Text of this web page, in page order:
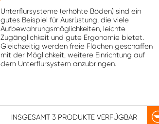
Unterflursysteme (erhöhte Böden) sind ein
gutes Beispiel für Ausrüstung, die viele
Aufbewahrungsmöglichkeiten, leichte
Zugänglichkeit und gute Ergonomie bietet.
Gleichzeitig werden freie Flächen geschaffen
mit der Möglichkeit, weitere Einrichtung auf
dem Unterflursystem anzubringen.
INSGESAMT3 PRODUKTE VERFÜGBAR